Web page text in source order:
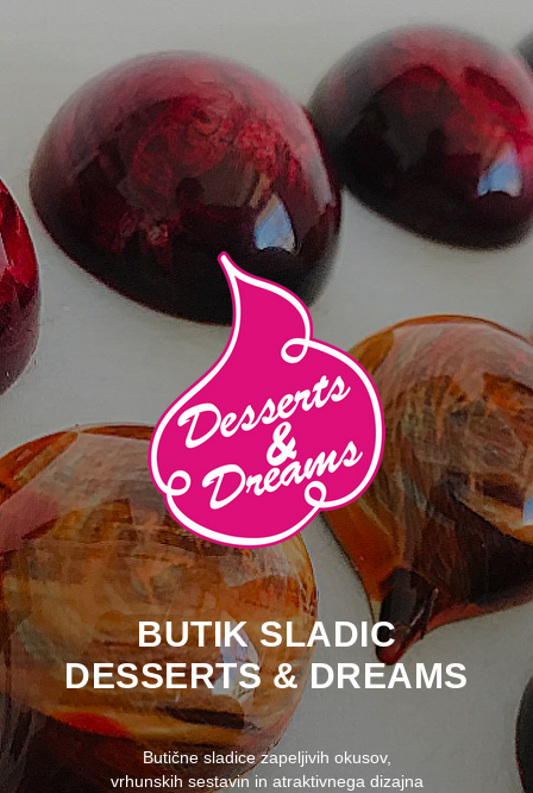
BUTIK SLADIC
DESSERTS&DREAMS
Butične sladice zapeljivih okusov,
vrhunskih sestavin in atraktivnega dizajna